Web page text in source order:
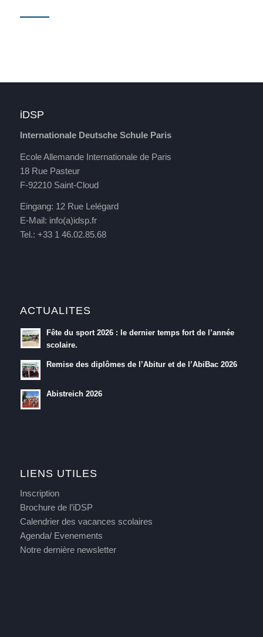
iDSP
Internationale Deutsche Schule Paris
Ecole Allemande Internationale de Paris
18 Rue Pasteur
F-92210 Saint-Cloud
Eingang: 12 Rue Lelégard
E-Mail: info(a)idsp.fr
Tel.: +33 1 46.02.85.68
ACTUALITES
Fête du sport 2026 : le dernier temps fort de l’année
scolaire.
Remise des diplômes de l’Abitur et de l’AbiBac 2026
Abistreich 2026
LIENS UTILES
Inscription
Brochure de l’iDSP
Calendrier des vacances scolaires
Agenda/ Evenements
Notre dernière newsletter